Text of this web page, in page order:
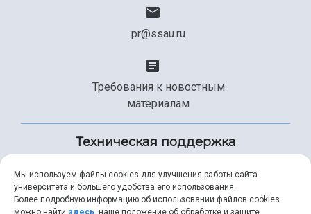
pr@ssau.ru
Требования к новостным
материалам
Техническая поддержка
+7 (846) 267-49-99
Мы используем файлы cookies для улучшения работы сайта
университета и большего удобства его использования.
Более подробную информацию об использовании файлов cookies
можно найти здесь , наше положение об обработке и защите